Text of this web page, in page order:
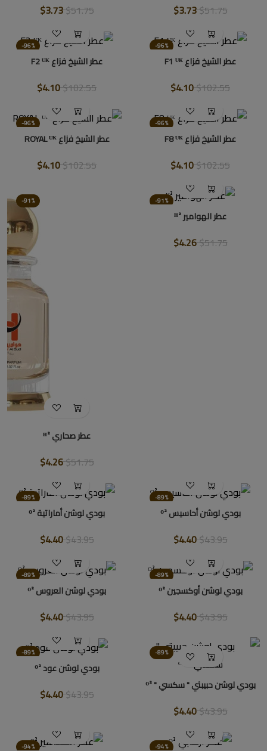
$51.75
$3.73
$51.75
$3.73
-96%
عطر الشيخ فزاع F1 ᵁᴷ
$102.55
$4.10
-96%
عطر الشيخ فزاع F2 ᵁᴷ
$102.55
$4.10
-96%
عطر الشيخ فزاع F8 ᵁᴷ
$102.55
$4.10
-96%
عطر الشيخ فزاع ROYAL ᵁᴷ
$102.55
$4.10
-91%
عطر الهوامير ᴴ²
$51.75
$4.26
-91%
عطر صحاري ᴴ²
$51.75
$4.26
-89%
بودي لوشن أحاسيس ᴼ²
$43.95
$4.40
-89%
بودي لوشن أماراتية ᴼ²
$43.95
$4.40
-89%
بودي لوشن أوكسجين ᴼ²
$43.95
$4.40
-89%
بودي لوشن العروس ᴼ²
$43.95
$4.40
-89%
بودي لوشن حبيبتي " سكسي " ᴼ²
$43.95
$4.40
-89%
بودي لوشن عود ᴼ²
$43.95
$4.40
-94%
-94%